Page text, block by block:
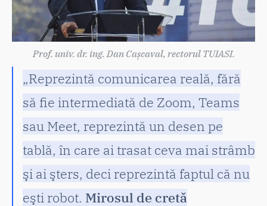
Prof. univ. dr. ing. Dan Cașcaval, rectorul TUIASI.
„Reprezintă comunicarea reală, fără
să fie intermediată de Zoom, Teams
sau Meet, reprezintă un desen pe
tablă, în care ai trasat ceva mai strâmb
şi ai şters, deci reprezintă faptul că nu
eşti robot. Mirosul de cretă